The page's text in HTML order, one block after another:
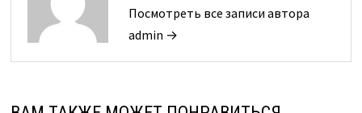
Посмотреть все записи автора
admin →